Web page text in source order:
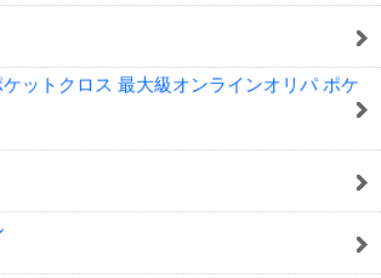
ットクロス 最大級オンラインオリパ ポケ